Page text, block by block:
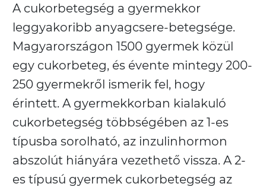
A cukorbetegség a gyermekkor
leggyakoribb anyagcsere-betegsége.
Magyarországon 1500 gyermek közül
egy cukorbeteg, és évente mintegy 200-
250 gyermekről ismerik fel, hogy
érintett. A gyermekkorban kialakuló
cukorbetegség többségében az 1-es
típusba sorolható, az inzulinhormon
abszolút hiányára vezethető vissza. A 2-
es típusú gyermek cukorbetegség az